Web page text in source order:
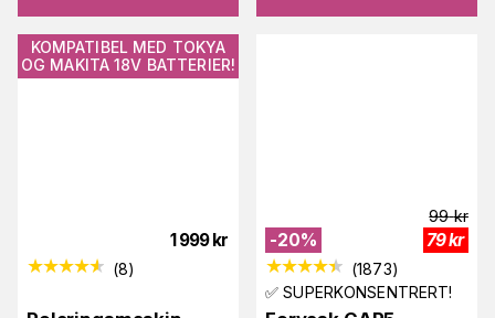
KOMPATIBEL MED TOKYA
OG MAKITA 18V BATTERIER!
1 999 kr
(8)
-20%
99 kr
79kr
(1873)
✅ SUPERKONSENTRERT!